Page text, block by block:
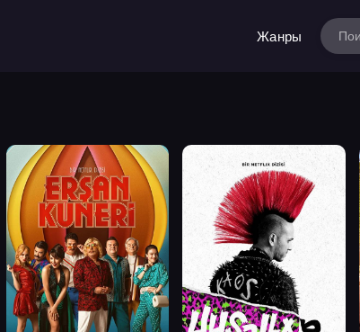
Жанры